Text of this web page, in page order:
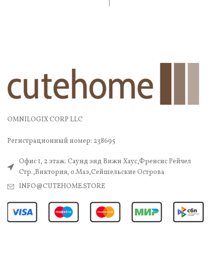
OMNILOGIX CORP LLC
Регистрационный номер: 238695
Офис 1, 2 этаж. Саунд энд Вижн Хаус,Френсис Рейчел
Стр.,Виктория, о.Маэ,Сейшельские Острова
INFO@CUTEHOME.STORE